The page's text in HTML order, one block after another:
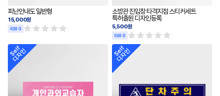
피난안내도 일반형
15,000원
리뷰 0
소방관 진입창 타격지점 스티커세트
특허출원 디자인등록
5,500원
리뷰 0